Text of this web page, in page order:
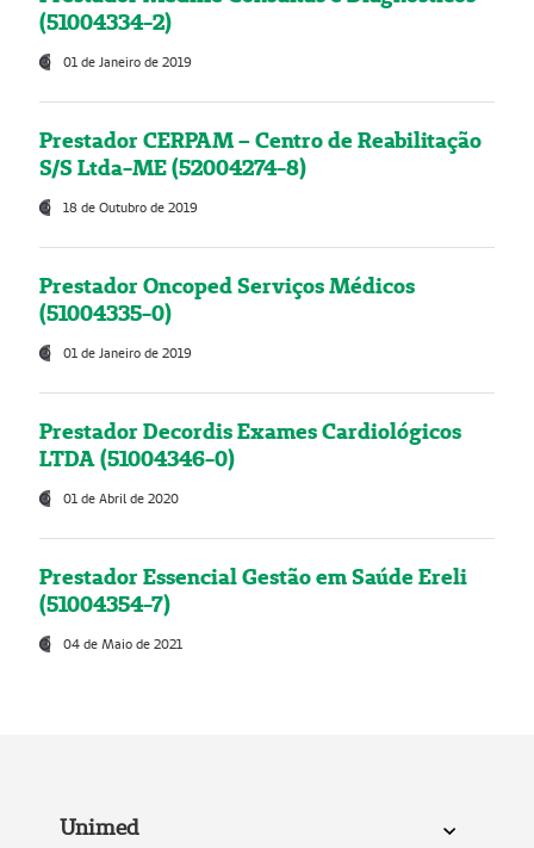
(51004334-2)
01 de Janeiro de 2019
Prestador CERPAM – Centro de Reabilitação
S/S Ltda-ME (52004274-8)
18 de Outubro de 2019
Prestador Oncoped Serviços Médicos
(51004335-0)
01 de Janeiro de 2019
Prestador Decordis Exames Cardiológicos
LTDA (51004346-0)
01 de Abril de 2020
Prestador Essencial Gestão em Saúde Ereli
(51004354-7)
04 de Maio de 2021
Unimed